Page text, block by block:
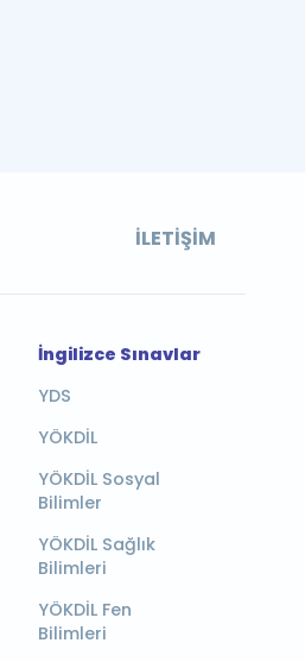
İLETIŞIM
İngilizce Sınavlar
YDS
YÖKDİL
YÖKDİL Sosyal
Bilimler
YÖKDİL Sağlık
Bilimleri
YÖKDİL Fen
Bilimleri